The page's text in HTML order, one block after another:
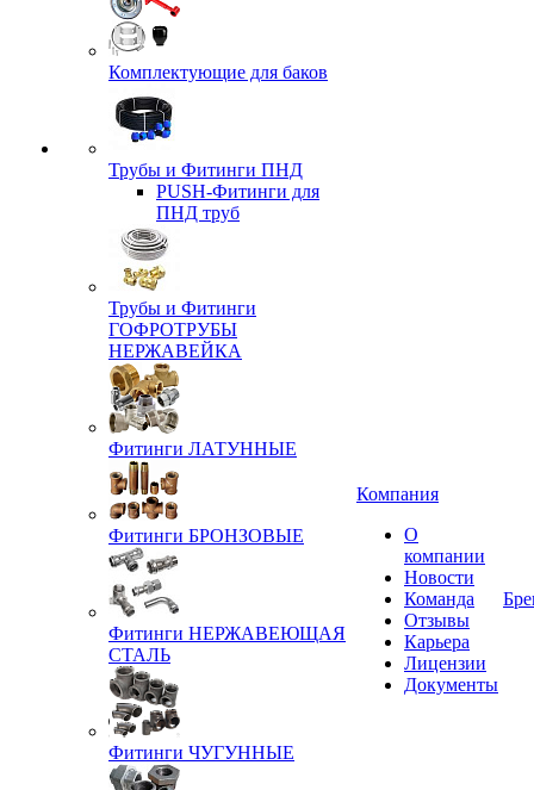
Комплектующие для баков
Трубы и Фитинги ПНД
PUSH-Фитинги для
ПНД труб
Трубы и Фитинги
ГОФРОТРУБЫ
НЕРЖАВЕЙКА
Фитинги ЛАТУННЫЕ
Фитинги БРОНЗОВЫЕ
Фитинги НЕРЖАВЕЮЩАЯ
СТАЛЬ
Фитинги ЧУГУННЫЕ
Компания
О
компании
Новости
Команда
Отзывы
Карьера
Лицензии
Документы